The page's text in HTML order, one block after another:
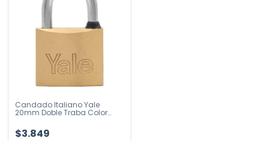
Candado Italiano Yale
20mm Doble Traba Color
$3.849